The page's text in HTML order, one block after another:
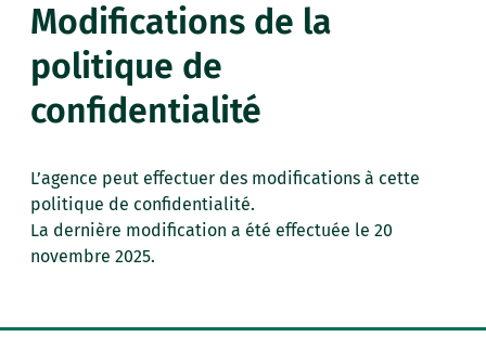
Modifications de la
politique de
confidentialité
L’agence peut effectuer des modifications à cette
politique de confidentialité.
La dernière modification a été effectuée le 20
novembre 2025.